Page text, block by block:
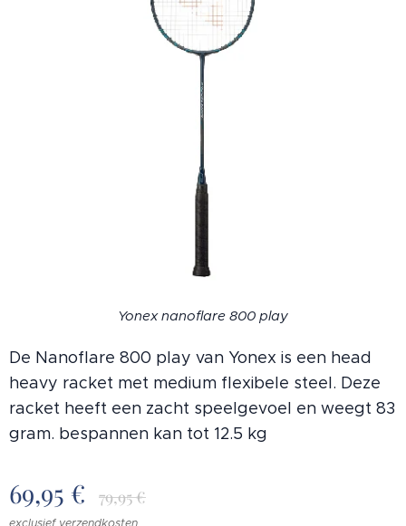
Yonex nanoflare 800 play
De Nanoflare 800 play van Yonex is een head
heavy racket met medium flexibele steel. Deze
racket heeft een zacht speelgevoel en weegt 83
gram. bespannen kan tot 12.5 kg
69,95 € 79,95€
exclusief verzendkosten